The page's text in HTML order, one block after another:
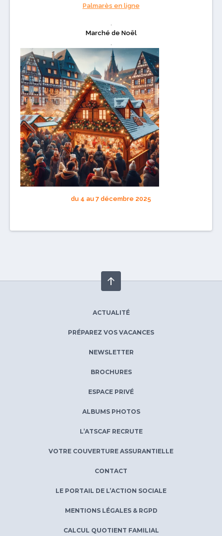
Palmarès en ligne
Marché de Noël
du 4 au 7 décembre 2025
ACTUALITÉ
PRÉPAREZ VOS VACANCES
NEWSLETTER
BROCHURES
ESPACE PRIVÉ
ALBUMS PHOTOS
L’ATSCAF RECRUTE
VOTRE COUVERTURE ASSURANTIELLE
CONTACT
LE PORTAIL DE L’ACTION SOCIALE
MENTIONS LÉGALES & RGPD
CALCUL QUOTIENT FAMILIAL